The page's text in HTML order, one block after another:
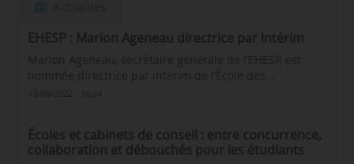
EHESP : Marion Ageneau directrice par intérim
Marion Ageneau, secrétaire générale de l’EHESP, est
nommée directrice par intérim de l’École des…
Écoles et cabinets de conseil : entre concurrence,
collaboration et débouchés pour les étudiants